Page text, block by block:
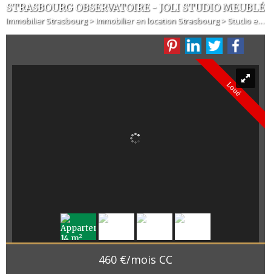
STRASBOURG OBSERVATOIRE - JOLI STUDIO MEUBLÉ
Immobilier Strasbourg > Immobilier en location Strasbourg >Studio en location Strasbourg
Loué
460 €/mois CC